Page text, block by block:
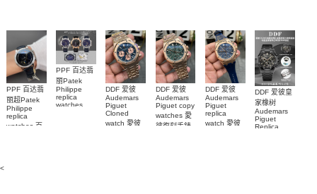
001包金真
钻 腕表
PPF 百达翡
丽超Patek
Philippe
replica
watches 百
PPF 百达翡
丽Patek
Philippe
replica
watches
DDF 爱彼
Audemars
Piguet
Cloned
watch 愛彼
DDF 爱彼
Audemars
Piguet copy
watches 愛
彼復刻手錶
DDF 爱彼
Audemars
Piguet
replica
watch 愛彼
DDF 爱彼皇
家橡树
Audemars
Piguet
Replica
<